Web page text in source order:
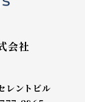
会社
レントビル